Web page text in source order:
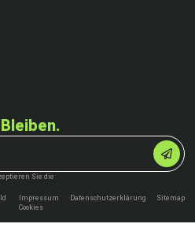
Sie die
Impressum Datenschutzerklärung
Sitemap
Cookies